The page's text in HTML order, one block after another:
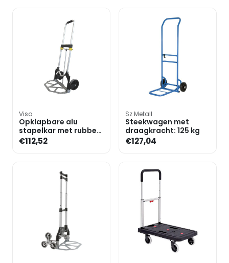
Viso
Opklapbare alu
stapelkar met rubber
banden tot 100 kg
€112,52
Sz Metall
Steekwagen met
draagkracht: 125 kg
€127,04